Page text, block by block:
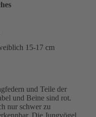
15-17 cm
und Teile der
und Beine sind rot.
nur schwer zu